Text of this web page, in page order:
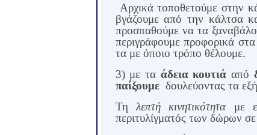
Αρχικά τοποθετούμε στην
βγάζουμε από την κάλτσα
προσπαθούμε να τα
περιγράφουμε προφορικά
τα με όποιο τρόπο θέλουμε.
3) με τα άδεια κουτιάαπό
παίξουμε δουλεύοντας τα
Τηλεπτή κινητικότητα με
περιτυλίγματός των δώρων